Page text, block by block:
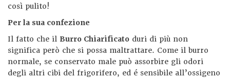
così pulito!
Per la sua confezione
Il fatto che il Burro Chiarificato duri di più non
significa però che si possa maltrattare. Come il burro
normale, se conservato male può assorbire gli odori
degli altri cibi del frigorifero, ed é sensibile all’ossigeno